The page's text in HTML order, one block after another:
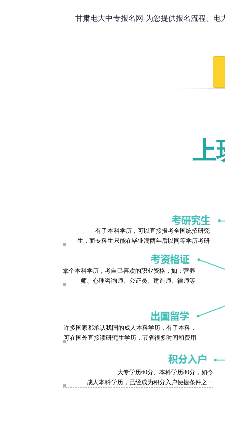
甘肃电大中专报名网-为您提供报名流程、
上
有了本科学历，可以直接报考全国统招研究
生，而专科生只能在毕业满两年后以同等学历考研
拿个本科学历，考自己喜欢的职业资格，如：营养
师、心理咨询师、公证员、建造师、律师等
许多国家都承认我国的成人本科学历，有了本科，
可在国外直接读研究生学历，节省很多时间和费用
大专学历60分、本科学历80分，如今
成人本科学历，已经成为积分入户便捷条件之一